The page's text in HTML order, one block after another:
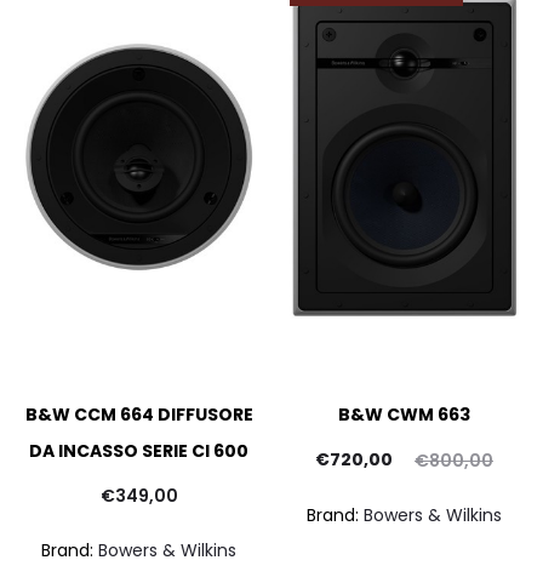
B&W CCM 664 DIFFUSORE
DA INCASSO SERIE CI 600
€349,00
Brand: Bowers & Wilkins
B&W CWM 663
€800,00
Il
€720,00
Brand: Bowers & Wilkins